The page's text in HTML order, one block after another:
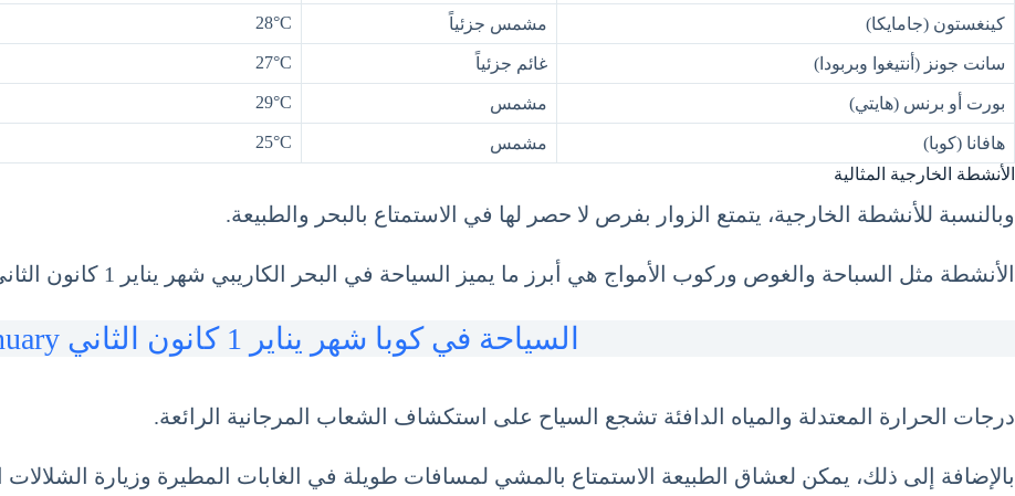
كينغستون (جامايكا) مشمس جزئياً 28°C
سانت جونز (أنتيغوا وبربودا) غائم جزئياً 27°C
بورت أو برنس (هايتي) مشمس 29°C
هافانا (كوبا) مشمس 25°C
الأنشطة الخارجية المثالية
وبالنسبة للأنشطة الخارجية، يتمتع الزوار بفرص لا حصر لها في الاستمتاع بالبحر والطبيعة.
الأنشطة مثل السباحة والغوص وركوب الأمواج هي أبرز ما يميز السياحة في البحر الكاريبي شهر يناير 1 كانون الثاني January.
السياحة في كوبا شهر يناير 1 كانون الثاني January
درجات الحرارة المعتدلة والمياه الدافئة تشجع السياح على استكشاف الشعاب المرجانية الرائعة.
بالإضافة إلى ذلك، يمكن لعشاق الطبيعة الاستمتاع بالمشي لمسافات طويلة في الغابات المطيرة وزيارة الشلالات